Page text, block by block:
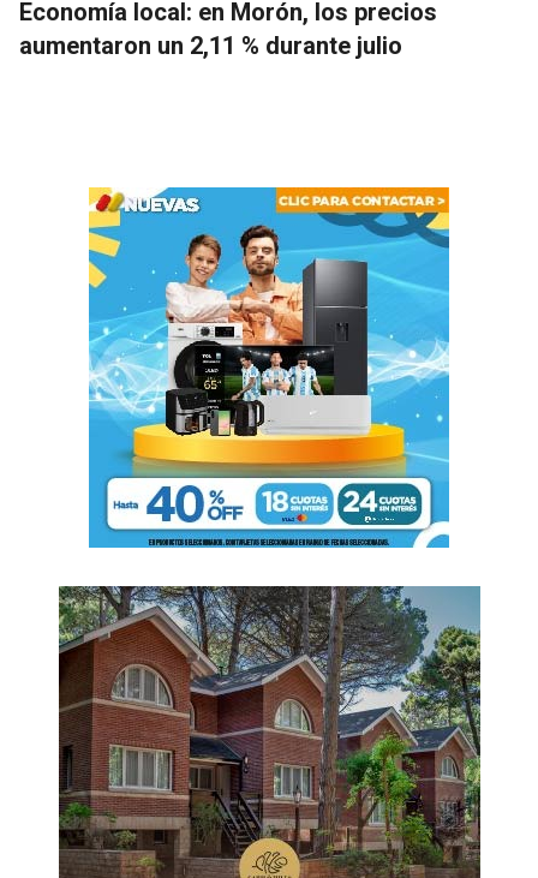
Economía local: en Morón, los precios
aumentaron un 2,11 % durante julio